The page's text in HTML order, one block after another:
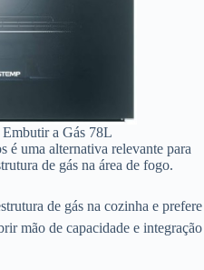
a Gás 78L
é uma alternativa relevante para
de gás na área de fogo.
de gás na cozinha e prefere
mão de capacidade e integração